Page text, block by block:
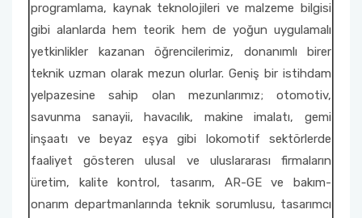
programlama, kaynak teknolojileri ve malzeme bilgisi
gibi alanlarda hem teorik hem de yoğun uygulamalı
yetkinlikler kazanan öğrencilerimiz, donanımlı birer
teknik uzman olarak mezun olurlar. Geniş bir istihdam
yelpazesine sahip olan mezunlarımız; otomotiv,
savunma sanayii, havacılık, makine imalatı, gemi
inşaatı ve beyaz eşya gibi lokomotif sektörlerde
faaliyet gösteren ulusal ve uluslararası firmaların
üretim, kalite kontrol, tasarım, AR-GE ve bakım-
onarım departmanlarında teknik sorumlusu, tasarımcı
Mülkiyet Koruma ve Güvenlik
Sürdürülebilir Çevre-Kumaş Çanta Boyama
Etkinliği
Çocuklarla Dikey Tarım
Çocuklarla Organik Hıyar Yetiştiriciliği
Toplumsal Duyarlılık ve Projeleri Bölüm
Kalite Yönetim Sistemi Komisyonu
Ulusal ve Uluslararası Faaliyet Komisyonu
Toplumsal Duyarlılık ve Katkı Projeleri Bölüm
Koordinatörleri
Akademik Teşvik Komisyonu
Yayın Değerlendirme Komisyonu